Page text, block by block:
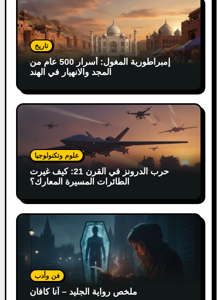
تاريخ
إمبراطورية المغول: أسرار 500 عام من
المجد والانهيار في الهند
علوم وتكنولوجيا
حرب الدرونز في القرن 21: كيف غيرت
الطائرات المسيرة المعارك؟
فن وأدب
ملخص رواية الجليد – آنا كافان